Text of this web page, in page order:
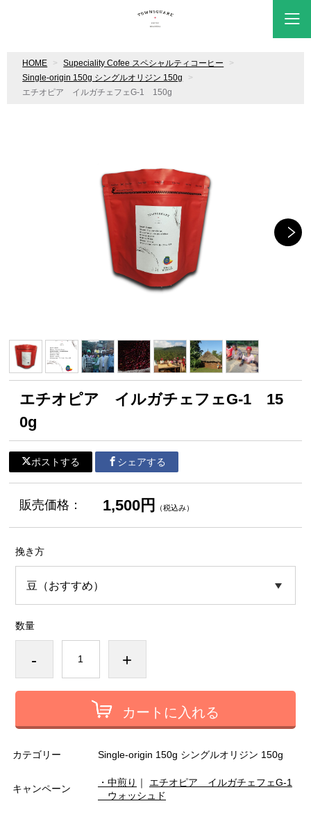
HOME
Supeciality Cofee スペシャルティコーヒー
Single-origin 150g シングルオリジン 150g
エチオピア イルガチェフェG-1 150g
エチオピア イルガチェフェG-1 15
0g
ポストする シェアする
販売価格： 1,500円 （税込み）
挽き方
数量
- +
カートに入れる
カテゴリー Single-origin 150g シングルオリジン 150g
キャンペーン
・中煎り ｜ エチオピア イルガチェフェG-1
ウォッシュド